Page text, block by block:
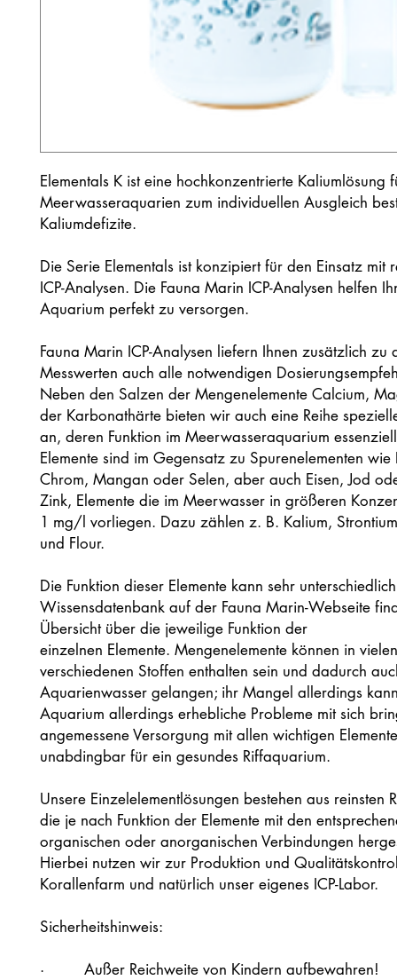
Elementals K ist eine hochkonzentrierte Kaliumlösung
Meerwasseraquarien zum individuellen Ausgleich
Kaliumdefizite.
Die Serie Elementals ist konzipiert für den Einsatz mit
ICP-Analysen. Die Fauna Marin ICP-Analysen helfen
Aquarium perfekt zu versorgen.
Fauna Marin ICP-Analysen liefern Ihnen zusätzlich zu
Messwerten auch alle notwendigen
Neben den Salzen der Mengenelemente Calcium,
der Karbonathärte bieten wir auch eine Reihe
an, deren Funktion im Meerwasseraquarium
Elemente sind im Gegensatz zu Spurenelementen wie
Chrom, Mangan oder Selen, aber auch Eisen, Jod
Zink, Elemente die im Meerwasser in größeren
1 mg/l vorliegen. Dazu zählen z. B. Kalium,
und Flour.
Die Funktion dieser Elemente kann sehr
Wissensdatenbank auf der Fauna Marin-Webseite
Übersicht über die jeweilige Funktion der
einzelnen Elemente. Mengenelemente können in vielen
verschiedenen Stoffen enthalten sein und dadurch
Aquarienwasser gelangen; ihr Mangel allerdings
Aquarium allerdings erhebliche Probleme mit sich
angemessene Versorgung mit allen wichtigen
unabdingbar für ein gesundes Riffaquarium.
Unsere Einzelelementlösungen bestehen aus reinsten
die je nach Funktion der Elemente mit den
organischen oder anorganischen Verbindungen
Hierbei nutzen wir zur Produktion und
Korallenfarm und natürlich unser eigenes ICP-Labor.
Sicherheitshinweis:
· Außer Reichweite von Kindern aufbewahren!